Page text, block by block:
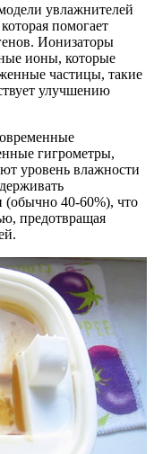
увлажнителей
помогает
Ионизаторы
ионы, которые
частицы, такие
улучшению
гигрометры,
уровень влажности
(обычно 40-60%), что
предотвращая